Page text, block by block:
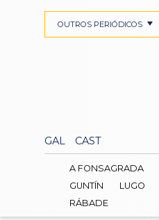
GAL CAST
OUTROS PERIÓDICOS
A FONSAGRADA
GUNTÍN
LUGO
RÁBADE